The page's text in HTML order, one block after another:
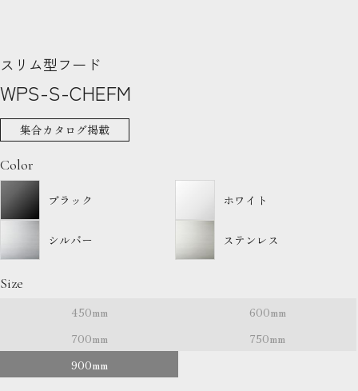
スリム型フード
WPS-S-CHEFM
集合カタログ掲載
Color
ブラック ホワイト
シルバー ステンレス
Size
450mm
600mm
700mm
750mm
900mm